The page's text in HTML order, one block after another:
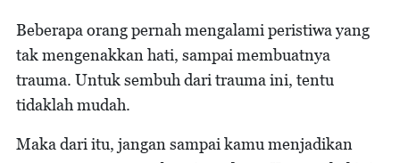
Beberapa orang pernah mengalami peristiwa yang
tak mengenakkan hati, sampai membuatnya
trauma. Untuk sembuh dari trauma ini, tentu
tidaklah mudah.
Maka dari itu, jangan sampai kamu menjadikan